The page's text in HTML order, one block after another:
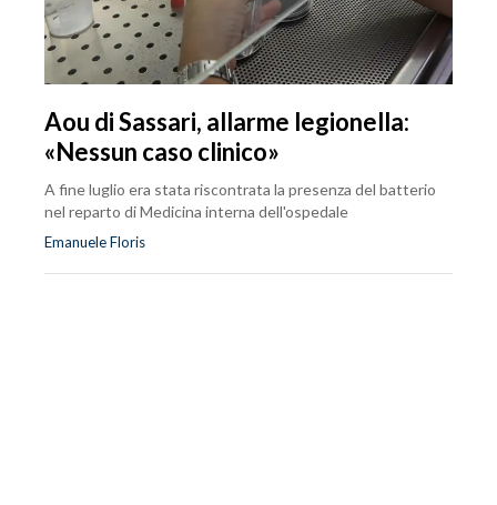
Aou di Sassari, allarme legionella:
«Nessun caso clinico»
A fine luglio era stata riscontrata la presenza del batterio
nel reparto di Medicina interna dell'ospedale
Emanuele Floris